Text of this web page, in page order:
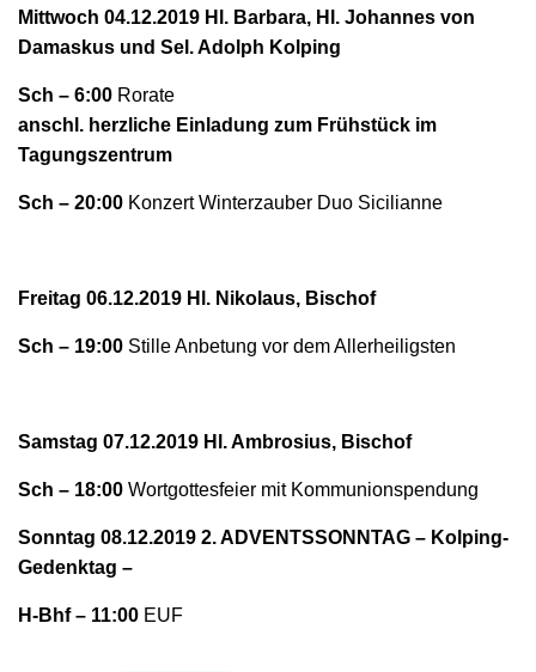
Mittwoch 04.12.2019 Hl. Barbara, Hl. Johannes von
Damaskus und Sel. Adolph Kolping
Sch – 6:00 Rorate
anschl. herzliche Einladung zum Frühstück im
Tagungszentrum
Sch – 20:00 Konzert Winterzauber Duo Sicilianne
Freitag 06.12.2019 Hl. Nikolaus, Bischof
Sch – 19:00 Stille Anbetung vor dem Allerheiligsten
Samstag 07.12.2019 Hl. Ambrosius, Bischof
Sch – 18:00 Wortgottesfeier mit Kommunionspendung
Sonntag 08.12.2019 2. ADVENTSSONNTAG – Kolping-
Gedenktag –
H-Bhf – 11:00 EUF